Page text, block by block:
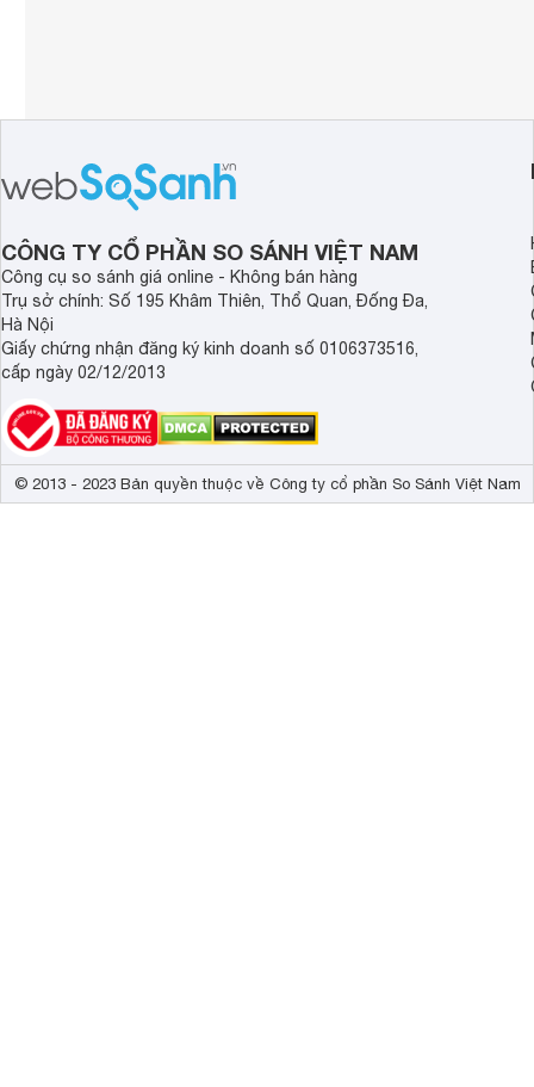
CÔNG TY CỔ PHẦN SO SÁNH VIỆT NAM
Công cụ so sánh giá online - Không bán hàng
Trụ sở chính: Số 195 Khâm Thiên, Thổ Quan, Đống Đa,
Hà Nội
Giấy chứng nhận đăng ký kinh doanh số 0106373516,
cấp ngày 02/12/2013
© 2013 - 2023 Bản quyền thuộc về Công ty cổ phần So Sánh Việt Nam